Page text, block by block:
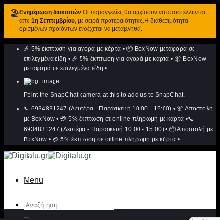
🏖️ Ενημέρωση διακοπών:Οι παραγγελίες θα αρχίσουν να αποστέλλονται
από 1η Σεπτεμβρίου, με σειρά προτεραιότητας.Η διαθεσιμότητα
ορισμένων προϊόντων ενδέχεται να μεταβληθεί.
περιεχόμενο
🎉 5% έκπτωση για αγορά με κάρτα • 📦 BoxNow μεταφορά σε
επιλεγμένα είδη • 🎉 5% έκπτωση για αγορά με κάρτα • 📦 BoxNow
μεταφορά σε επιλεγμένα είδη •
Point the SnapChat camera at this to add us to SnapChat.
📞 6934831247 (Δευτέρα - Παρασκευή 10:00 - 15:00) • 📦 Αποστολή
με BoxNow • 💳 5% έκπτωση σε online πληρωμή με κάρτα •📞
6934831247 (Δευτέρα - Παρασκευή 10:00 - 15:00) • 📦 Αποστολή με
BoxNow • 💳 5% έκπτωση σε online πληρωμή με κάρτα •
Menu
Αναζήτηση
για: